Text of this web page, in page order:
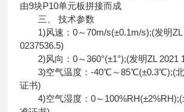
由9块P10单元板拼接而成
三、 技术参数
1)风速：0～70m/s(±0.1m/s);(发明ZL
0237536.5)
2)风向：0～360°(±1°);(发明ZL 2021
3)空气温度：-40℃～85℃(±0.3℃);(北
证书)
4)空气湿度：0～100%RH(±2%RH);(